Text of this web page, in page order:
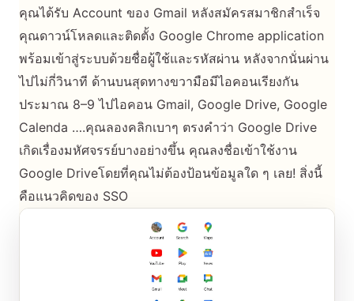
คุณได้รับ Account ของ Gmail หลังสมัครสมาชิกสำเร็จ
คุณดาวน์โหลดและติดตั้ง Google Chrome application
พร้อมเข้าสู่ระบบด้วยชื่อผู้ใช้และรหัสผ่าน หลังจากนั่นผ่าน
ไปไม่กี่วินาที ด้านบนสุดทางขวามือมีไอคอนเรียงกัน
ประมาณ 8–9 ไปไอคอน Gmail, Google Drive, Google
Calenda ….คุณลองคลิกเบาๆ ตรงคำว่า Google Drive
เกิดเรื่องมหัศจรรย์บางอย่างขึ้น คุณลงชื่อเข้าใช้งาน
Google Driveโดยที่คุณไม่ต้องป้อนข้อมูลใด ๆ เลย! สิ่งนี้
คือแนวคิดของ SSO